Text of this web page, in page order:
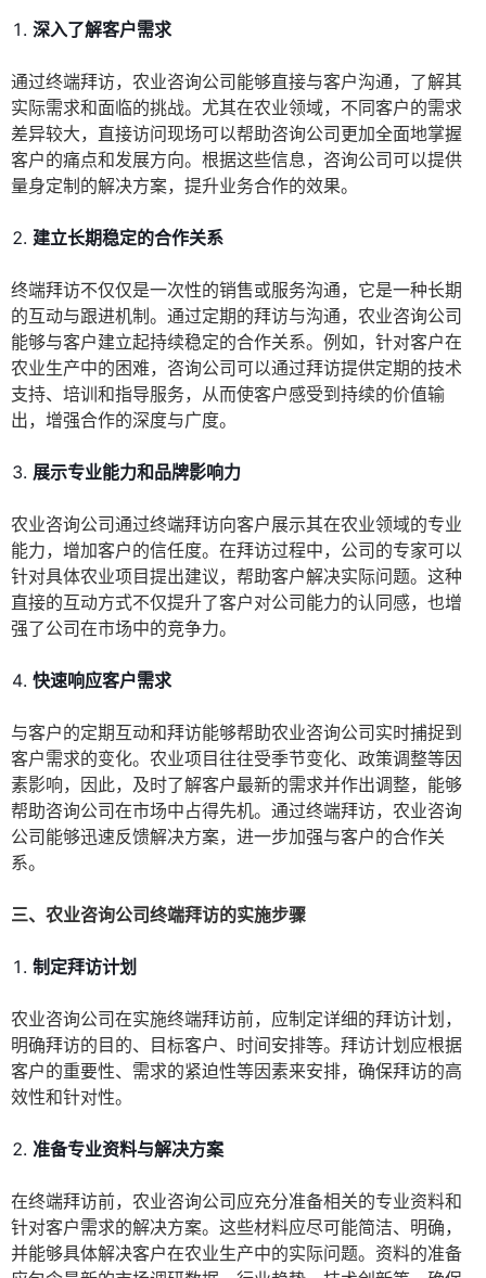
深入了解客户需求
通过终端拜访，农业咨询公司能够直接与客户沟通，了解其
实际需求和面临的挑战。尤其在农业领域，不同客户的需求
差异较大，直接访问现场可以帮助咨询公司更加全面地掌握
客户的痛点和发展方向。根据这些信息，咨询公司可以提供
量身定制的解决方案，提升业务合作的效果。
建立长期稳定的合作关系
终端拜访不仅仅是一次性的销售或服务沟通，它是一种长期
的互动与跟进机制。通过定期的拜访与沟通，农业咨询公司
能够与客户建立起持续稳定的合作关系。例如，针对客户在
农业生产中的困难，咨询公司可以通过拜访提供定期的技术
支持、培训和指导服务，从而使客户感受到持续的价值输
出，增强合作的深度与广度。
展示专业能力和品牌影响力
农业咨询公司通过终端拜访向客户展示其在农业领域的专业
能力，增加客户的信任度。在拜访过程中，公司的专家可以
针对具体农业项目提出建议，帮助客户解决实际问题。这种
直接的互动方式不仅提升了客户对公司能力的认同感，也增
强了公司在市场中的竞争力。
快速响应客户需求
与客户的定期互动和拜访能够帮助农业咨询公司实时捕捉到
客户需求的变化。农业项目往往受季节变化、政策调整等因
素影响，因此，及时了解客户最新的需求并作出调整，能够
帮助咨询公司在市场中占得先机。通过终端拜访，农业咨询
公司能够迅速反馈解决方案，进一步加强与客户的合作关
系。
三、农业咨询公司终端拜访的实施步骤
制定拜访计划
农业咨询公司在实施终端拜访前，应制定详细的拜访计划，
明确拜访的目的、目标客户、时间安排等。拜访计划应根据
客户的重要性、需求的紧迫性等因素来安排，确保拜访的高
效性和针对性。
准备专业资料与解决方案
在终端拜访前，农业咨询公司应充分准备相关的专业资料和
针对客户需求的解决方案。这些材料应尽可能简洁、明确，
并能够具体解决客户在农业生产中的实际问题。资料的准备